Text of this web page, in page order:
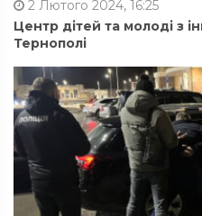
2 Лютого 2024, 16:25
Центр дітей та молоді з
Тернополі